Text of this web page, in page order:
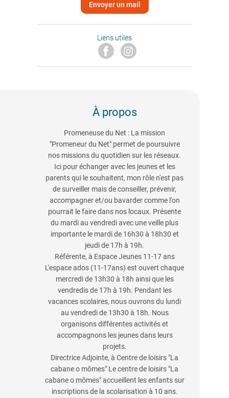
Envoyer un mail
Liens utiles
À propos
Promeneuse du Net : La mission
"Promeneur du Net" permet de poursuivre
nos missions du quotidien sur les réseaux.
Ici pour échanger avec les jeunes et les
parents qui le souhaitent, mon rôle n'est pas
de surveiller mais de conseiller, prévenir,
accompagner et/ou bavarder comme l'on
pourrait le faire dans nos locaux. Présente
du mardi au vendredi avec une veille plus
importante le mardi de 16h30 à 18h30 et
jeudi de 17h à 19h.
Référente, à Espace Jeunes 11-17 ans
L'espace ados (11-17ans) est ouvert chaque
mercredi de 13h30 à 18h ainsi que les
vendredis de 17h à 19h. Pendant les
vacances scolaires, nous ouvrons du lundi
au vendredi de 13h30 à 18h. Nous
organisons différentes activités et
accompagnons les jeunes dans leurs
projets.
Directrice Adjointe, à Centre de loisirs "La
cabane o mômes" Le centre de loisirs "La
cabane o mômes" accueillent les enfants sur
inscriptions de la scolarisation à 10 ans.